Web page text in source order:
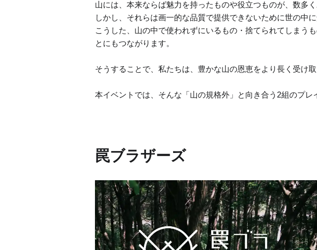
山には、本来ならば魅力を持ったものや役立つものが、数多く
しかし、それらは画一的な品質で提供できないために世の中
こうした、山の中で使われずにいるもの・捨てられてしまう
とにもつながります。
そうすることで、私たちは、豊かな山の恩恵をより長く受け
本イベントでは、そんな「山の規格外」と向き合う2組のプレ
罠ブラザーズ